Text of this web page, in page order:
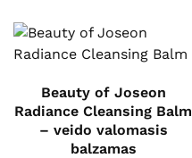
Beauty of Joseon
Radiance Cleansing Balm
– veido valomasis
balzamas